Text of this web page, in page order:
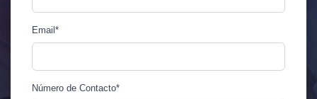
Email *
Número de Contacto*